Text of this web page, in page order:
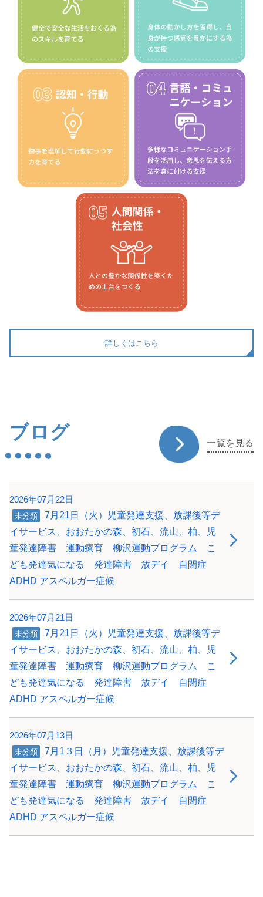
詳しくはこちら
ブログ
一覧を見る
2026年07月22日
未分類
7月21日（火）児童発達支援、放課後等デ
イサービス、おおたかの森、初石、流山、柏、児
童発達障害 運動療育 柳沢運動プログラム こ
ども発達気になる 発達障害 放デイ 自閉症
ADHD アスペルガー症候
2026年07月21日
未分類
7月21日（火）児童発達支援、放課後等デ
イサービス、おおたかの森、初石、流山、柏、児
童発達障害 運動療育 柳沢運動プログラム こ
ども発達気になる 発達障害 放デイ 自閉症
ADHD アスペルガー症候
2026年07月13日
未分類
7月1３日（月）児童発達支援、放課後等デ
イサービス、おおたかの森、初石、流山、柏、児
童発達障害 運動療育 柳沢運動プログラム こ
ども発達気になる 発達障害 放デイ 自閉症
ADHD アスペルガー症候